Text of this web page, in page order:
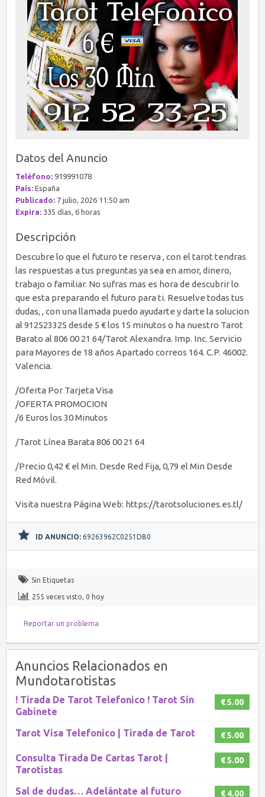
Datos del Anuncio
Teléfono: 919991078
País: España
Publicado: 7 julio, 2026 11:50 am
Expira: 335 días, 6 horas
Descripción
Descubre lo que el futuro te reserva , con el tarot tendras
las respuestas a tus preguntas ya sea en amor, dinero,
trabajo o familiar. No sufras mas es hora de descubrir lo
que esta preparando el futuro para ti. Resuelve todas tus
dudas, , con una llamada puedo ayudarte y darte la solucion
al 912523325 desde 5 € los 15 minutos o ha nuestro Tarot
Barato al 806 00 21 64/Tarot Alexandra. Imp. Inc. Servicio
para Mayores de 18 años Apartado correos 164. C.P. 46002.
Valencia.
/Oferta Por Tarjeta Visa
/OFERTA PROMOCION
/6 Euros los 30 Minutos
/Tarot Línea Barata 806 00 21 64
/Precio 0,42 € el Min. Desde Red Fija, 0,79 el Min Desde
Red Móvil.
Visita nuestra Página Web: https://tarotsoluciones.es.tl/
ID ANUNCIO: 69263962C0251DB0
Sin Etiquetas
255 veces visto, 0 hoy
Reportar un problema
Anuncios Relacionados en
Mundotarotistas
€ 5.00
! Tirada De Tarot Telefonico ! Tarot Sin
Gabinete
€ 5.00
Tarot Visa Telefonico | Tirada de Tarot
€ 5.00
Consulta Tirada De Cartas Tarot |
Tarotistas
€ 4.00
Sal de dudas… Adelántate al futuro